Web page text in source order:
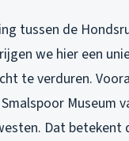
tussen de
we hier een
te verduren.
Museum
Dat betekent